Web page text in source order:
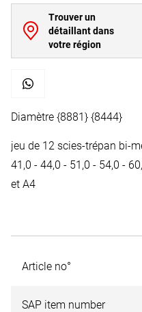
Trouver un
détaillant dans
votre région
Diamètre {8881} {8444}
jeu de 12 scies-trépan bi-
41,0 - 44,0 - 51,0 - 54,0 -
et A4
Article no°
SAP item number